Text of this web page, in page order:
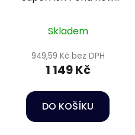
Skladem
949,59 Kč bez DPH
1 149 Kč
DO KOŠÍKU